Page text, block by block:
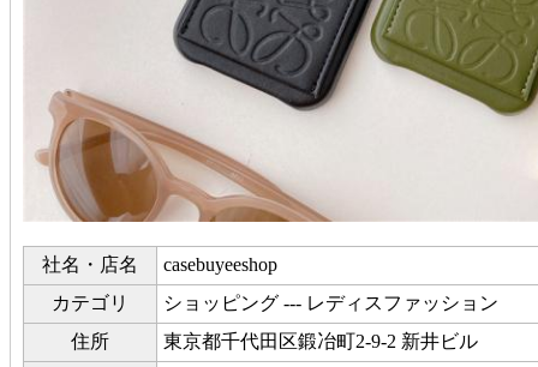
社名・店名
casebuyeeshop
カテゴリ
ショッピング --- レディスファッション
住所
東京都千代田区鍛冶町2-9-2 新井ビル